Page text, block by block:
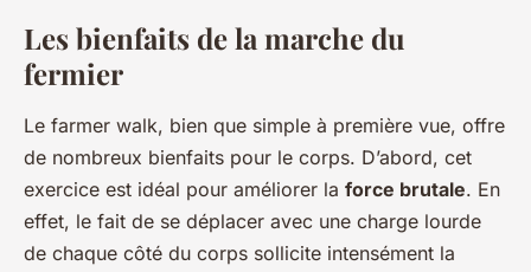
Les bienfaits de la marche du
fermier
Le farmer walk, bien que simple à première vue, offre
de nombreux bienfaits pour le corps. D’abord, cet
exercice est idéal pour améliorer la force brutale. En
effet, le fait de se déplacer avec une charge lourde
de chaque côté du corps sollicite intensément la